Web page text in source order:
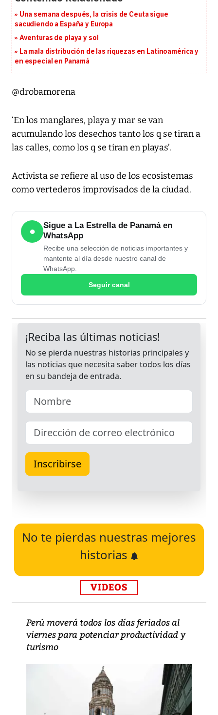
Una semana después, la crisis de Ceuta sigue
sacudiendo a España y Europa
Aventuras de playa y sol
La mala distribución de las riquezas en Latinoamérica y
en especial en Panamá
@drobamorena
‘En los manglares, playa y mar se van
acumulando los desechos tanto los q se tiran a
las calles, como los q se tiran en playas’.
Activista se refiere al uso de los ecosistemas
como vertederos improvisados de la ciudad.
●
Sigue a La Estrella de Panamá en
WhatsApp
Recibe una selección de noticias importantes y
mantente al día desde nuestro canal de
WhatsApp.
Seguir canal
No te pierdas nuestras mejores
historias
VIDEOS
Perú moverá todos los días feriados al
viernes para potenciar productividad y
turismo